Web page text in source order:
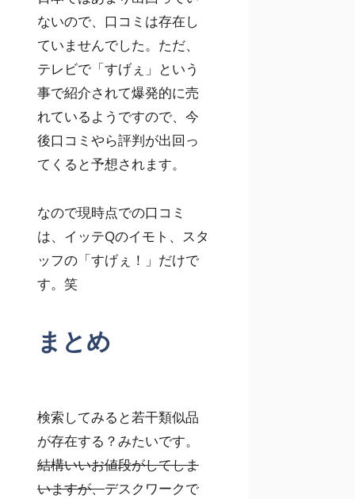
ないので、口コミは存在し
ていませんでした。ただ、
テレビで「すげぇ」という
事で紹介されて爆発的に売
れているようですので、今
後口コミやら評判が出回っ
てくると予想されます。
なので現時点での口コミ
は、イッテQのイモト、スタ
ッフの「すげぇ！」だけで
す。笑
まとめ
検索してみると若干類似品
が存在する？みたいです。
結構いいお値段がしてしま
いますが、デスクワークで